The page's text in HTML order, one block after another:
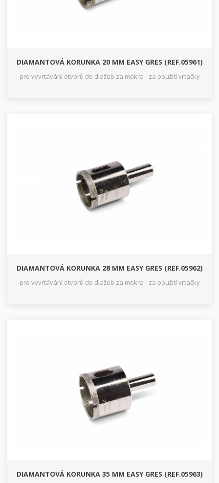
DIAMANTOVÁ KORUNKA 20 MM EASY GRES (REF.05961)
pro vyvrtávání otvorů do dlažeb za mokra - za použití vrtačky
DIAMANTOVÁ KORUNKA 28 MM EASY GRES (REF.05962)
pro vyvrtávání otvorů do dlažeb za mokra - za použití vrtačky
DIAMANTOVÁ KORUNKA 35 MM EASY GRES (REF.05963)